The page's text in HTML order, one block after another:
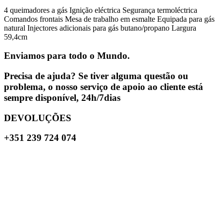
4 queimadores a gás Ignição eléctrica Segurança termoléctrica
Comandos frontais Mesa de trabalho em esmalte Equipada para gás
natural Injectores adicionais para gás butano/propano Largura
59,4cm
Enviamos para todo o Mundo.
Precisa de ajuda? Se tiver alguma questão ou
problema, o nosso serviço de apoio ao cliente está
sempre disponível, 24h/7dias
DEVOLUÇÕES
+351 239 724 074